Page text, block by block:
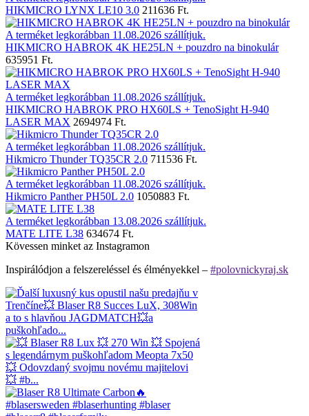
HIKMICRO LYNX LE10 3.0 211636 Ft.
A terméket legkorábban 11.08.2026 szállítjuk.
HIKMICRO HABROK 4K HE25LN + pouzdro na binokulár
635951 Ft.
A terméket legkorábban 11.08.2026 szállítjuk.
HIKMICRO HABROK PRO HX60LS + TenoSight H-940
LASER MAX 2694974 Ft.
A terméket legkorábban 11.08.2026 szállítjuk.
Hikmicro Thunder TQ35CR 2.0 711536 Ft.
A terméket legkorábban 11.08.2026 szállítjuk.
Hikmicro Panther PH50L 2.0 1050883 Ft.
A terméket legkorábban 13.08.2026 szállítjuk.
MATE LITE L38 634674 Ft.
Kövessen minket az Instagramon
Inspirálódjon a felszereléssel és élményekkel – #polovnickyraj.sk